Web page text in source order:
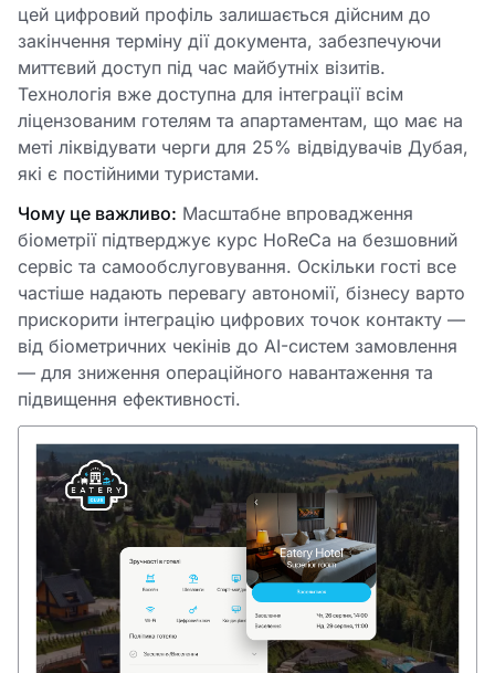
цей цифровий профіль залишається дійсним до
закінчення терміну дії документа, забезпечуючи
миттєвий доступ під час майбутніх візитів.
Технологія вже доступна для інтеграції всім
ліцензованим готелям та апартаментам, що має на
меті ліквідувати черги для 25% відвідувачів Дубая,
які є постійними туристами.
Чому це важливо: Масштабне впровадження
біометрії підтверджує курс HoReCa на безшовний
сервіс та самообслуговування. Оскільки гості все
частіше надають перевагу автономії, бізнесу варто
прискорити інтеграцію цифрових точок контакту —
від біометричних чекінів до AI-систем замовлення
— для зниження операційного навантаження та
підвищення ефективності.